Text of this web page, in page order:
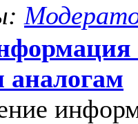
аналогам